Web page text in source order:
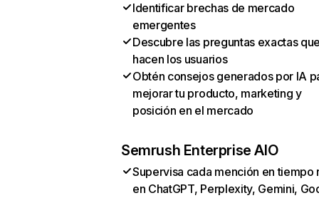
Identificar brechas de mercado
emergentes
Descubre las preguntas exactas
hacen los usuarios
Obtén consejos generados por IA
mejorar tu producto, marketing y
posición en el mercado
Semrush Enterprise AIO
Supervisa cada mención en tiempo
en ChatGPT, Perplexity, Gemini,